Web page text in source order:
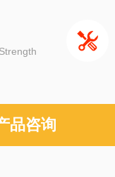
品咨询